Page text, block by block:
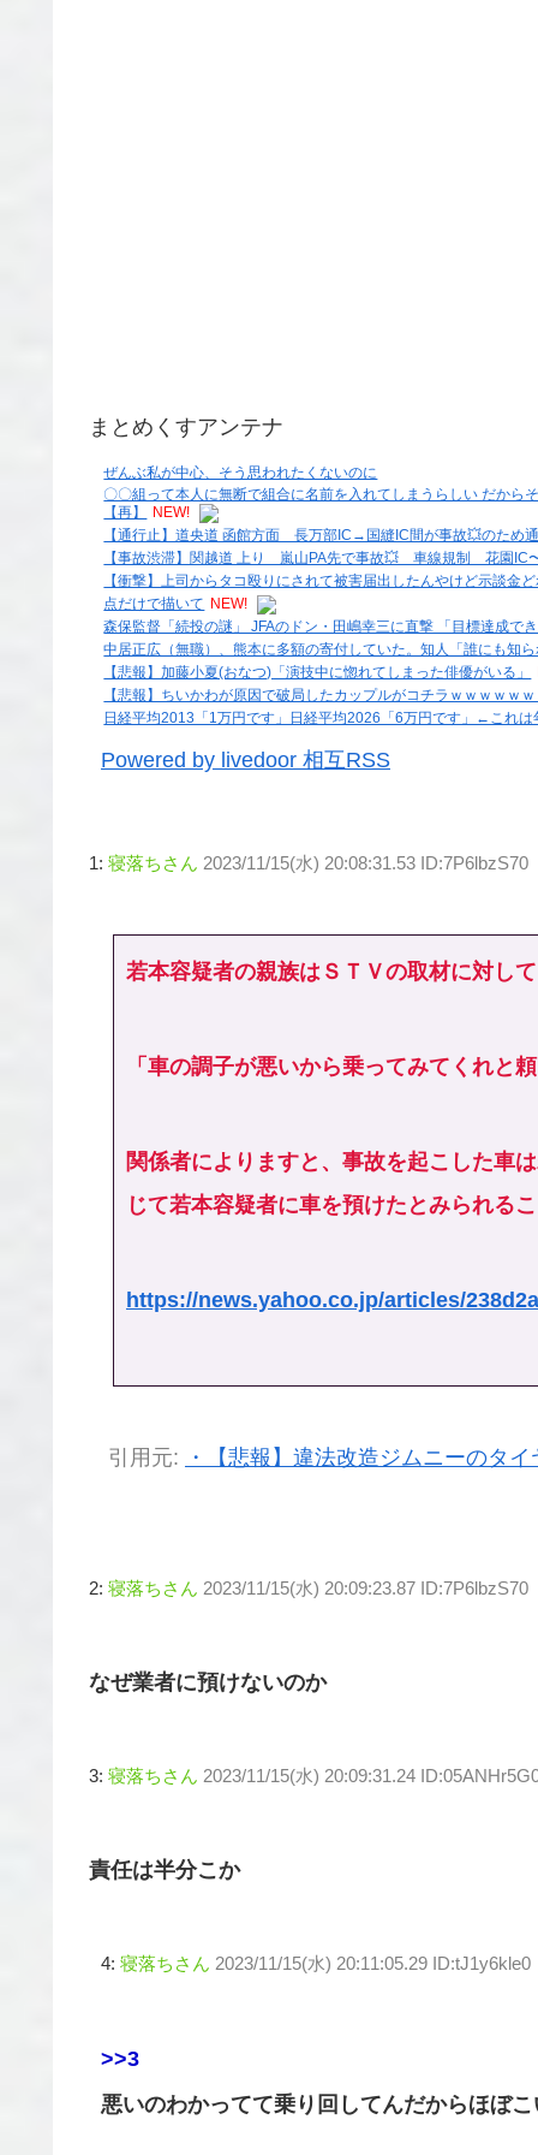
まとめくすアンテナ
ぜんぶ私が中心、そう思われたくないのに
〇〇組って本人に無断で組合に名前を入れてしまうらしい だか
【再】
NEW!
【通行止】道央道 函館方面 長万部IC→国縫IC間が事故💥のため
【事故渋滞】関越道 上り 嵐山PA先で事故💥 車線規制 花園
【衝撃】上司からタコ殴りにされて被害届出したんやけど示談金
点だけで描いて NEW!
森保監督「続投の謎」 JFAのドン・田嶋幸三に直撃 「目標達成
中居正広（無職）、熊本に多額の寄付していた。知人「誰にも知
【悲報】加藤小夏(おなつ)「演技中に惚れてしまった俳優がいる」
【悲報】ちいかわが原因で破局したカップルがコチラｗｗｗｗｗ
日経平均2013「1万円です」日経平均2026「6万円です」←これ
Powered by livedoor 相互RSS
1: 寝落ちさん 2023/11/15(水) 20:08:31.53 ID:7P6lbzS70
若本容疑者の親族はＳＴＶの取材に対し
「車の調子が悪いから乗ってみてくれと
関係者によりますと、事故を起こした車
じて若本容疑者に車を預けたとみられる
https://news.yahoo.co.jp/articles/
引用元: ・【悲報】違法改造ジムニーのタ
2: 寝落ちさん 2023/11/15(水) 20:09:23.87 ID:7P6lbzS70
なぜ業者に預けないのか
3: 寝落ちさん 2023/11/15(水) 20:09:31.24
責任は半分こか
4: 寝落ちさん 2023/11/15(水) 20:11:05.29 ID:tJ1y6kle0
>>3
悪いのわかってて乗り回してんだからほぼ